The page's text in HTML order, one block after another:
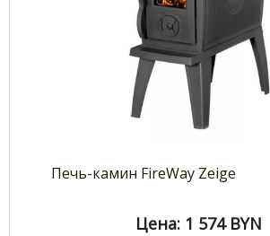
Печь-камин FireWay Zeige
Цена: 1 574 BYN